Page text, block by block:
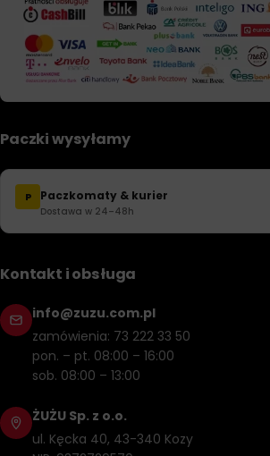
Paczki wysyłamy
P Paczkomaty & kurier
Dostawa w 24–48h
Kontakt i obsługa
info@zuzu.com.pl
zamówienia: 73 222 33 50
pon. – pt. 08:00 – 16:00
sob. 08:00 – 13:00
ŻUŻU Sp. z o.o.
ul. Kęcka 40, 43-340 Kozy